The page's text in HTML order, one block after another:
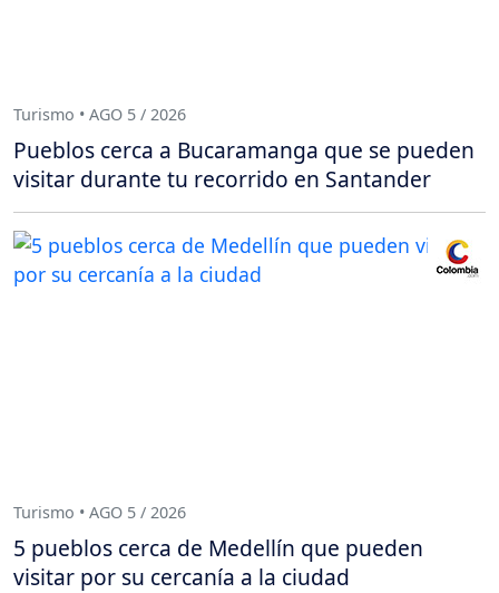
Turismo • AGO 5 / 2026
Pueblos cerca a Bucaramanga que se pueden
visitar durante tu recorrido en Santander
Turismo • AGO 5 / 2026
5 pueblos cerca de Medellín que pueden
visitar por su cercanía a la ciudad